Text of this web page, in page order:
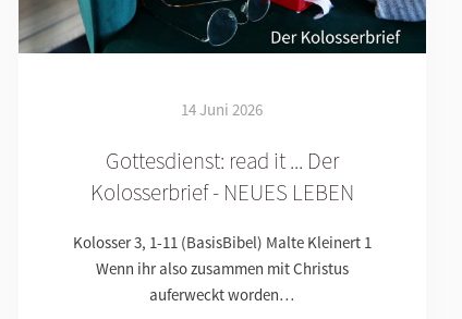
14 Juni 2026
Gottesdienst: read it ... Der
Kolosserbrief - NEUES LEBEN
Kolosser 3, 1-11 (BasisBibel) Malte Kleinert 1
Wenn ihr also zusammen mit Christus
auferweckt worden…